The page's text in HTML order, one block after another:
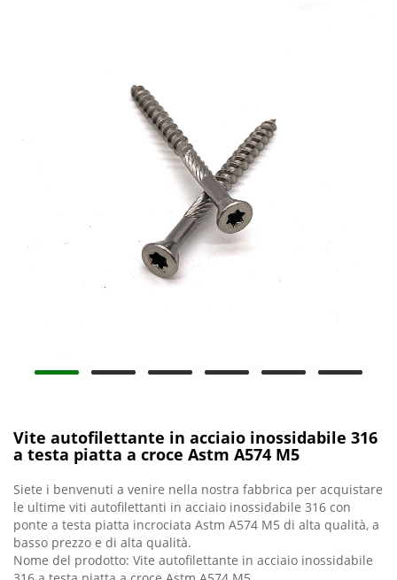
Vite autofilettante in acciaio inossidabile 316
a testa piatta a croce Astm A574 M5
Siete i benvenuti a venire nella nostra fabbrica per acquistare
le ultime viti autofilettanti in acciaio inossidabile 316 con
ponte a testa piatta incrociata Astm A574 M5 di alta qualità, a
basso prezzo e di alta qualità.
Nome del prodotto: Vite autofilettante in acciaio inossidabile